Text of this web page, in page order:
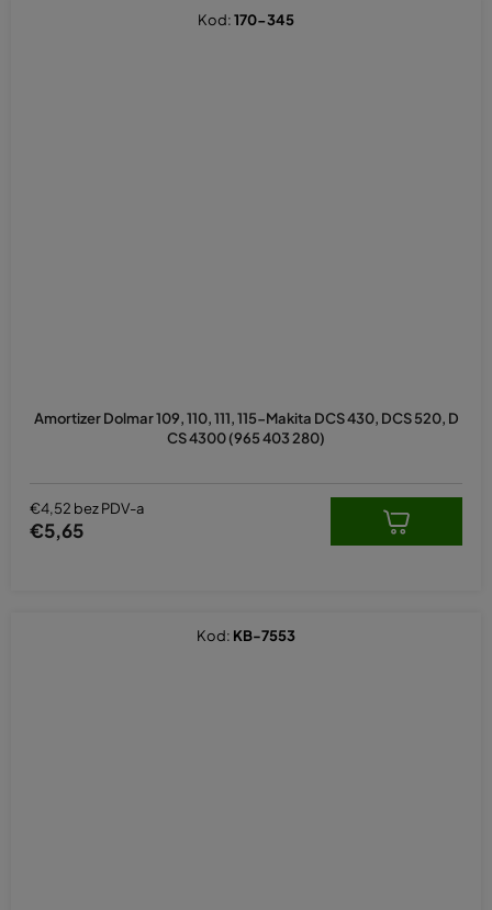
Amortizer Dolmar 109, 110, 111, 115-Makita DCS 430, DCS 520, D
CS 4300 (965 403 280)
€4,52 bez PDV-a
€5,65
Kod:170-345
Kod: KB-7553